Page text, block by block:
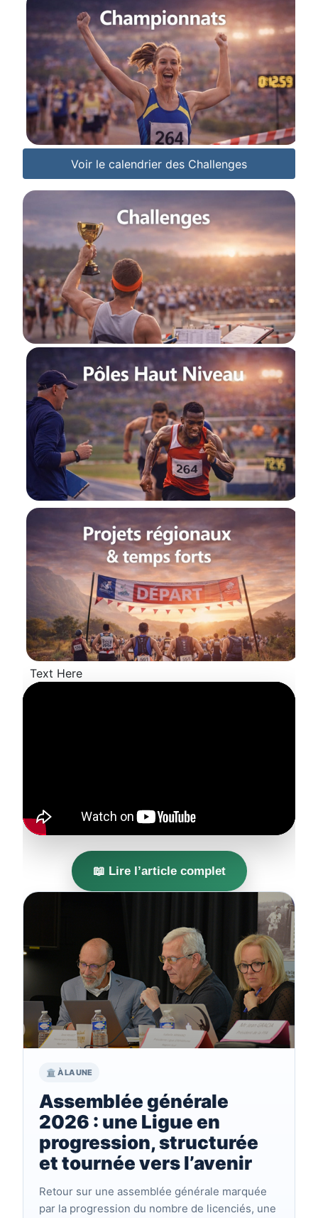
Voir le calendrier des Challenges
Text Here
📖 Lire l’article complet
🏛️ À LA UNE
Assemblée générale
2026 : une Ligue en
progression, structurée
et tournée vers l’avenir
Retour sur une assemblée générale marquée
par la progression du nombre de licenciés, une